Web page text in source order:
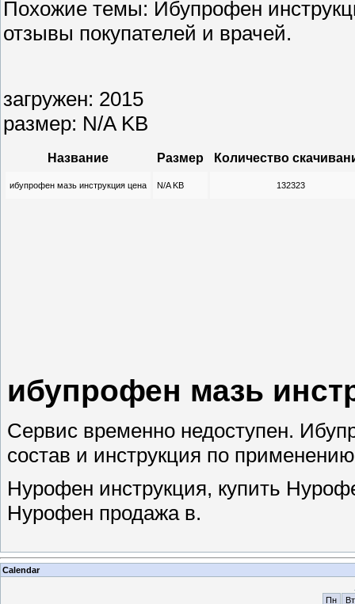
Похожие темы: Ибупрофен
отзывы покупателей и врачей.
загружен: 2015
размер: N/A KB
Название Размер Количество
ибупрофен мазь инструкция цена N/A KB 132323
ибупрофен мазь
Сервис временно недоступен.
состав и инструкция по
Нурофен инструкция, купить
Нурофен продажа в.
Calendar
Пн
Вт